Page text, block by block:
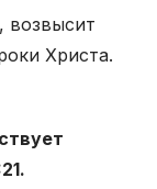
возвысит
Христа.